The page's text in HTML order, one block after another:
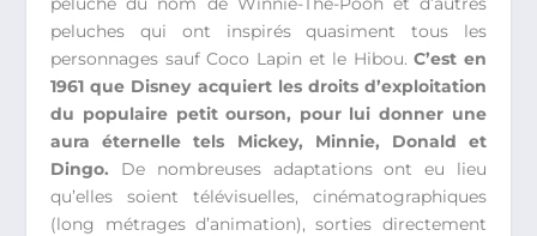
peluches qui ont inspirés quasiment tous les
personnages sauf Coco Lapin et le Hibou.C’est en
1961 que Disney acquiert les droits d’exploitation
du populaire petit ourson, pour lui donner une
aura éternelle tels Mickey, Minnie, Donald et
Dingo. De nombreuses adaptations ont eu lieu
qu’elles soient télévisuelles, cinématographiques
(long métrages d’animation), sorties directement